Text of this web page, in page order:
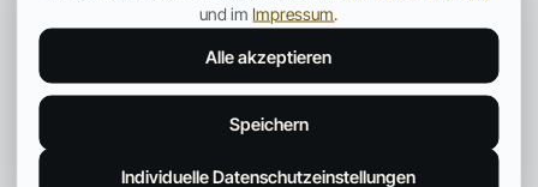
1 Teelöffel pikante Gewürzmischung
Mischen Sie die Zutaten in einer Schüssel. Formen
Sie mit den Händen zwei Hamburger aus der
Masse. Bereiten Sie die Hamburger in einer
und im Impressum.
Alle akzeptieren
Speichern
Individuelle Datenschutzeinstellungen